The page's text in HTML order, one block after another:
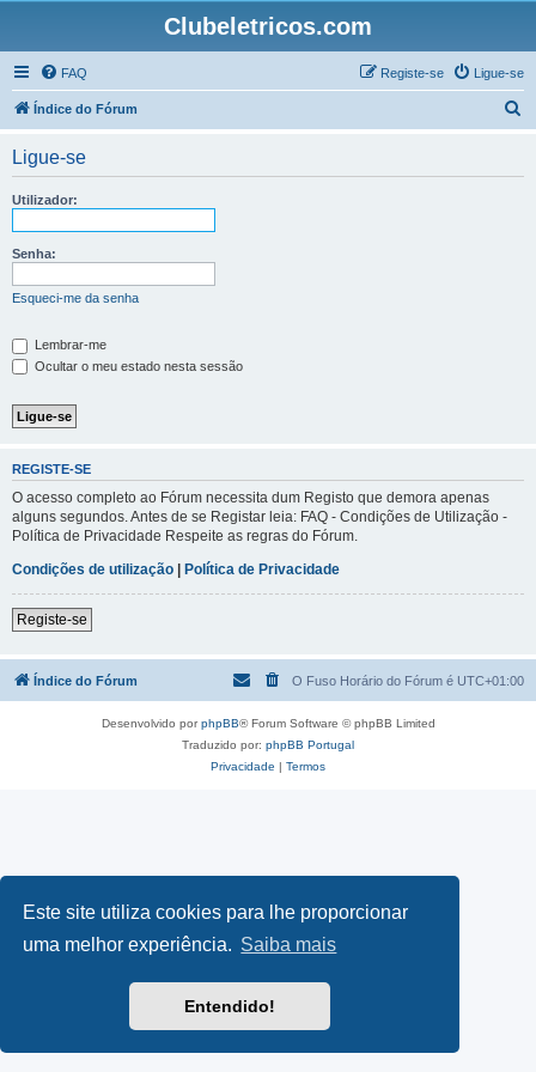
Este site utiliza cookies para lhe proporcionar
uma melhor experiência. Saiba mais
Entendido!
Clubeletricos.com
FAQ Ligue-se
Registe-se
Índice do Fórum
Ligue-se
Utilizador:
Senha:
Esqueci-me da senha
Lembrar-me
Ocultar o meu estado nesta sessão
REGISTE-SE
O acesso completo ao Fórum necessita dum Registo que demora apenas
alguns segundos. Antes de se Registar leia: FAQ - Condições de Utilização -
Política de Privacidade Respeite as regras do Fórum.
Condições de utilização | Política de Privacidade
Registe-se
Índice do Fórum O Fuso Horário do Fórum é UTC+01:00
Desenvolvido porphpBB® Forum Software © phpBB Limited
Traduzido por: phpBB Portugal
Privacidade | Termos